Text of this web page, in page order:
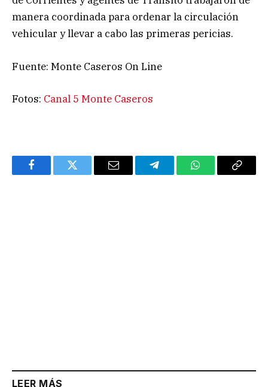
manera coordinada para ordenar la circulación
vehicular y llevar a cabo las primeras pericias.
Fuente: Monte Caseros On Line
Fotos: Canal 5 Monte Caseros
FacebookTwitter Email TelegramWhatsAppCopy
LEER MÁS